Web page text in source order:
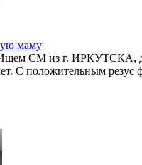
маму
Ищем СМ из г. ИРКУТСКА,
С положительным резус